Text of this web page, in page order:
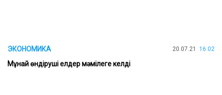
ЭКОНОМИКА 20.07.21 16:02
Мұнай өндіруші елдер мәмілеге келді